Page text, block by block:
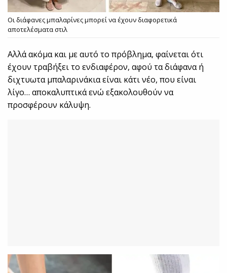
Οι διάφανες μπαλαρίνες μπορεί να έχουν διαφορετικά
αποτελέσματα στιλ
Αλλά ακόμα και με αυτό το πρόβλημα, φαίνεται ότι
έχουν τραβήξει το ενδιαφέρον, αφού τα διάφανα ή
διχτυωτα μπαλαρινάκια είναι κάτι νέο, που είναι
λίγο… αποκαλυπτικά ενώ εξακολουθούν να
προσφέρουν κάλυψη.